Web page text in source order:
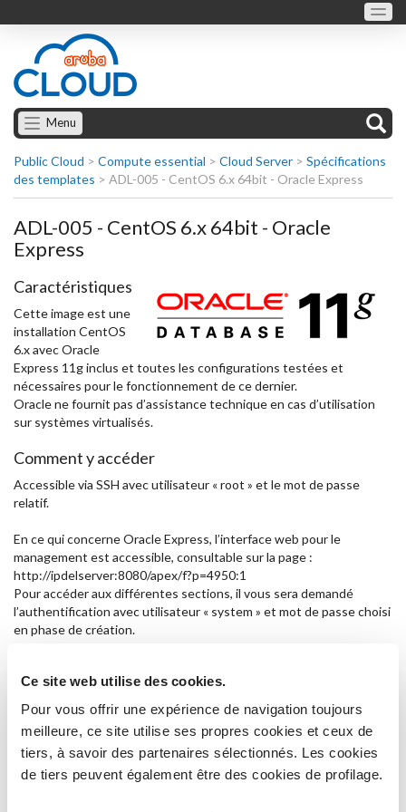
Ce site web utilise des cookies.
Pour vous offrir une expérience de navigation toujours
meilleure, ce site utilise ses propres cookies et ceux de
tiers, à savoir des partenaires sélectionnés. Les cookies
de tiers peuvent également être des cookies de profilage.
Menu
Public Cloud > Compute essential > Cloud Server > Spécifications
des templates > ADL-005 - CentOS 6.x 64bit - Oracle Express
ADL-005 - CentOS 6.x 64bit - Oracle
Express
Caractéristiques
Cette image est une
installation CentOS
6.x avec Oracle
Express 11g inclus et toutes les configurations testées et
nécessaires pour le fonctionnement de ce dernier.
Oracle ne fournit pas d’assistance technique en cas d’utilisation
sur systèmes virtualisés.
Comment y accéder
Accessible via SSH avec utilisateur « root » et le mot de passe
relatif.
En ce qui concerne Oracle Express, l’interface web pour le
management est accessible, consultable sur la page :
http://ipdelserver:8080/apex/f?p=4950:1
Pour accéder aux différentes sections, il vous sera demandé
l’authentification avec utilisateur « system » et mot de passe choisi
en phase de création.
développement Application Express, la page est la suivante :
http://ipdelserver:8080/apex/f?p=4550:1
Pour la partie administrative, l’accès se fait avec utilisateur « admin
» et le mot de passe choisi en phase de création.
Ces consoles web s’ajoutent à l’accès DB classique via SQL*Plus,